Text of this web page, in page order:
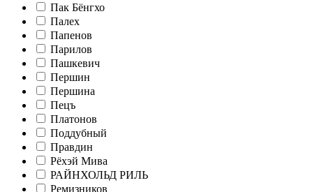
Пак Бёнгхо
Палех
Папенов
Парилов
Пашкевич
Першин
Першина
Пецъ
Платонов
Поддубный
Правдин
Рёхэй Мива
РАЙНХОЛЬД РИЛЬ
Ремизников